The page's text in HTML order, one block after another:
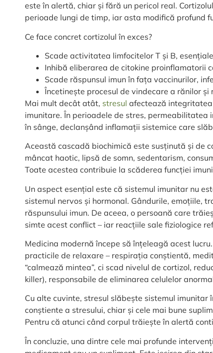
este în alertă, chiar și fără un pericol real.
perioade lungi de timp, iar asta modifică profund
Ce face concret cortizolul în exces?
Scade activitatea limfocitelor T și B,
Inhibă eliberarea de citokine proinflamatorii
Scade răspunsul imun în fața vaccinurilor,
Încetinește procesul de vindecare a rănilor
Mai mult decât atât, stresul afectează integritatea
imunitare. În perioadele de stres,
în sânge, declanșând inflamații sistemice care
Această cascadă biochimică este susținută și de
mâncat haotic, lipsă de somn, sedentarism,
Toate acestea contribuie la scăderea funcției
Un aspect esențial este că sistemul imunitar nu
sistemul nervos și hormonal. Gândurile, emoțiile,
răspunsului imun. De aceea, o persoană care
simte acest conflict – iar reacțiile sale fiziologice
Medicina modernă începe să înțeleagă acest
practicile de relaxare – respirația conștientă,
“calmează mintea”, ci scad nivelul de cortizol,
killer), responsabile de eliminarea celulelor
Cu alte cuvinte, stresul slăbește sistemul
conștiente a stresului, chiar și cele mai bune
Pentru că atunci când corpul trăiește în alertă
În concluzie, una dintre cele mai profunde